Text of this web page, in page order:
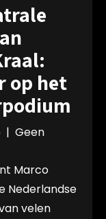
op het
| Geen
Marco
Nederlandse
velen